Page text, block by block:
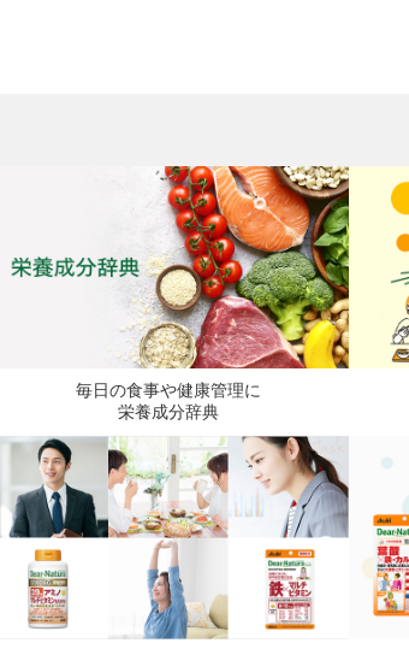
毎日の食事や健康管理に
栄養成分辞典